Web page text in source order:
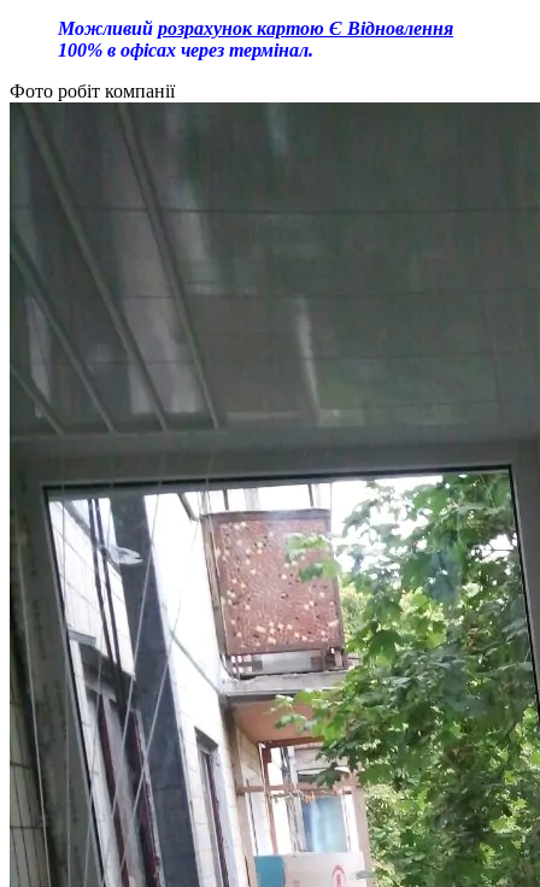
Можливий розрахунок картою Є Відновлення
100% в офісах через термінал.
Фото робіт компанії